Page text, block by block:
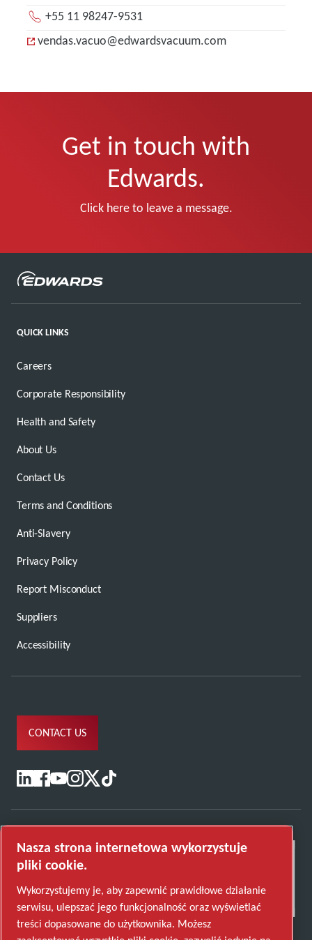
+55 11 98247-9531
vendas.vacuo@edwardsvacuum.com
Get in touch with
Edwards.
Click here to leave a message.
QUICK LINKS
Careers
Corporate Responsibility
Health and Safety
About Us
Contact Us
Terms and Conditions
Anti-Slavery
Privacy Policy
Report Misconduct
Suppliers
Accessibility
CONTACT US
Nasza strona internetowa wykorzystuje
pliki cookie.
Wykorzystujemy je, aby zapewnić prawidłowe działanie
serwisu, ulepszać jego funkcjonalność oraz wyświetlać
treści dopasowane do użytkownika. Możesz